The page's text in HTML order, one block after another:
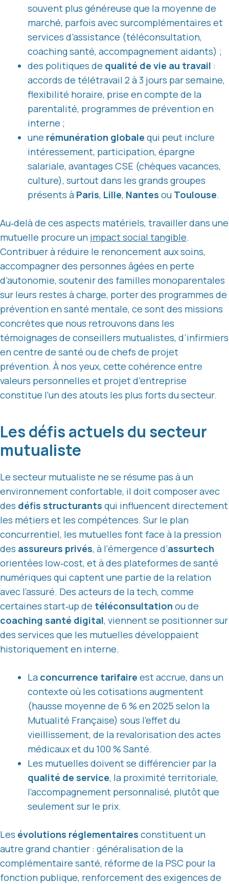
souvent plus généreuse que la moyenne de
marché, parfois avec surcomplémentaires et
services d’assistance (téléconsultation,
coaching santé, accompagnement aidants) ;
des politiques de qualité de vie au travail :
accords de télétravail 2 à 3 jours par semaine,
flexibilité horaire, prise en compte de la
parentalité, programmes de prévention en
interne ;
une rémunération globale qui peut inclure
intéressement, participation, épargne
salariale, avantages CSE (chèques vacances,
culture), surtout dans les grands groupes
présents à Paris, Lille, Nantes ou Toulouse.
Au‑delà de ces aspects matériels, travailler dans une
mutuelle procure un impact social tangible.
Contribuer à réduire le renoncement aux soins,
accompagner des personnes âgées en perte
d’autonomie, soutenir des familles monoparentales
sur leurs restes à charge, porter des programmes de
prévention en santé mentale, ce sont des missions
concrètes que nous retrouvons dans les
témoignages de conseillers mutualistes, d’infirmiers
en centre de santé ou de chefs de projet
prévention. À nos yeux, cette cohérence entre
valeurs personnelles et projet d’entreprise
constitue l’un des atouts les plus forts du secteur.
Les défis actuels du secteur
mutualiste
Le secteur mutualiste ne se résume pas à un
environnement confortable, il doit composer avec
des défis structurants qui influencent directement
les métiers et les compétences. Sur le plan
concurrentiel, les mutuelles font face à la pression
des assureurs privés, à l’émergence d’assurtech
orientées low‑cost, et à des plateformes de santé
numériques qui captent une partie de la relation
avec l’assuré. Des acteurs de la tech, comme
certaines start‑up de téléconsultation ou de
coaching santé digital, viennent se positionner sur
des services que les mutuelles développaient
historiquement en interne.
La concurrence tarifaire est accrue, dans un
contexte où les cotisations augmentent
(hausse moyenne de 6 % en 2025 selon la
Mutualité Française) sous l’effet du
vieillissement, de la revalorisation des actes
médicaux et du 100 % Santé.
Les mutuelles doivent se différencier par la
qualité de service, la proximité territoriale,
l’accompagnement personnalisé, plutôt que
seulement sur le prix.
Les évolutions réglementaires constituent un
autre grand chantier : généralisation de la
complémentaire santé, réforme de la PSC pour la
fonction publique, renforcement des exigences de